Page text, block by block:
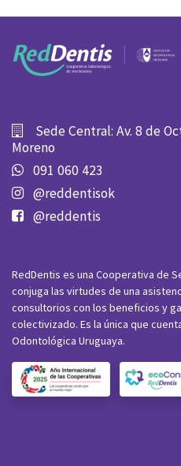
Sede Central: Av. 8 de
Moreno
091 060 423
@reddentisok
@reddentis
RedDentis es una Cooperativa de
conjuga las virtudes de una
consultorios con los beneficios y
colectivizado. Es la única que
Odontológica Uruguaya.